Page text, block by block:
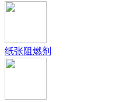
纸张阻燃剂